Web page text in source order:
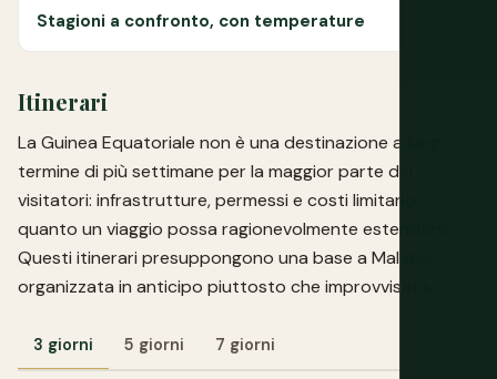
Stagioni a confronto, con temperature
Itinerari
La Guinea Equatoriale non è una destinazione a lungo
termine di più settimane per la maggior parte dei
visitatori: infrastrutture, permessi e costi limitano
quanto un viaggio possa ragionevolmente estendersi.
Questi itinerari presuppongono una base a Malabo,
organizzata in anticipo piuttosto che improvvisata.
3 giorni 5 giorni 7 giorni